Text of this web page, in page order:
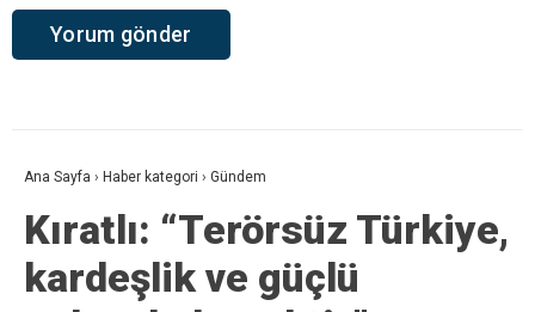
Ana Sayfa › Haber kategori › Gündem
Kıratlı: “Terörsüz Türkiye,
kardeşlik ve güçlü